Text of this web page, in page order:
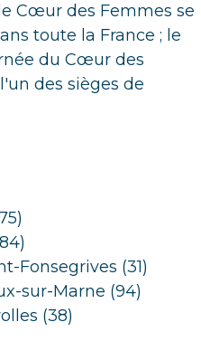
Cœur des Femmes se
toute la France ; le
du Cœur des
des sièges de
Fonsegrives (31)
sur-Marne (94)
(38)